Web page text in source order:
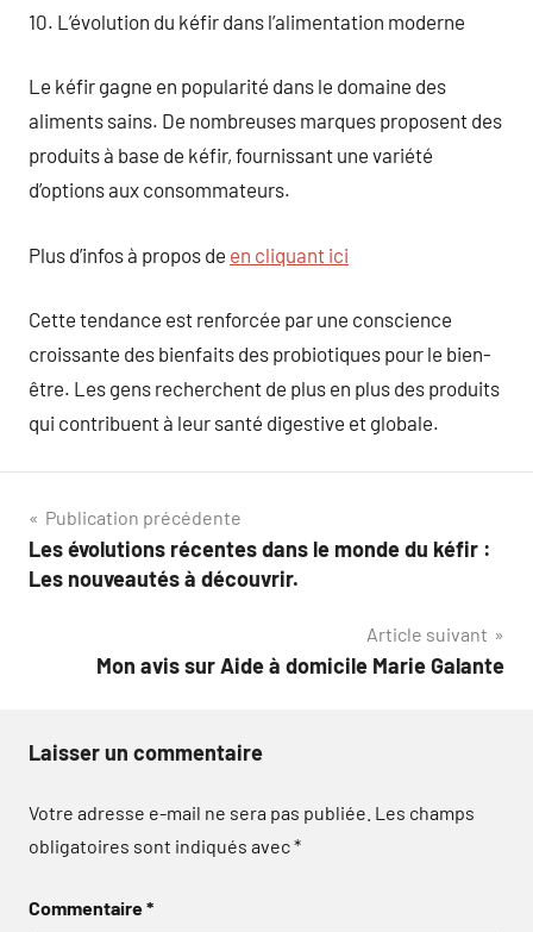
10. L’évolution du kéfir dans l’alimentation moderne
Le kéfir gagne en popularité dans le domaine des
aliments sains. De nombreuses marques proposent des
produits à base de kéfir, fournissant une variété
d’options aux consommateurs.
Plus d’infos à propos de en cliquant ici
Cette tendance est renforcée par une conscience
croissante des bienfaits des probiotiques pour le bien-
être. Les gens recherchent de plus en plus des produits
qui contribuent à leur santé digestive et globale.
Navigation
de
Publication précédente
Les évolutions récentes dans le monde du kéfir :
Les nouveautés à découvrir.
Article suivant
Mon avis sur Aide à domicile Marie Galante
Laisser un commentaire
Votre adresse e-mail ne sera pas publiée. Les champs
obligatoires sont indiqués avec*
Commentaire*